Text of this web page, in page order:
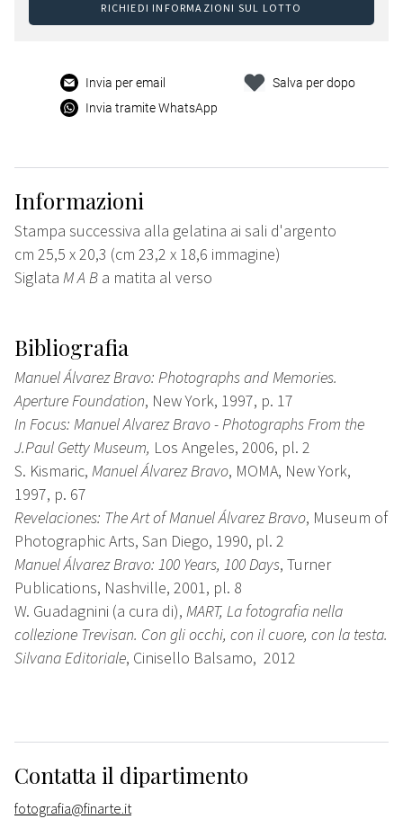
RICHIEDI INFORMAZIONI SUL LOTTO
Invia per email
Invia tramite WhatsApp
Salva per dopo
Informazioni
Stampa successiva alla gelatina ai sali d'argento
cm 25,5 x 20,3 (cm 23,2 x 18,6 immagine)
Siglata M A B a matita al verso
Bibliografia
Manuel Álvarez Bravo: Photographs and Memories.
Aperture Foundation, New York, 1997, p. 17
In Focus: Manuel Alvarez Bravo - Photographs From the
J.Paul Getty Museum, Los Angeles, 2006, pl. 2
S. Kismaric, Manuel Álvarez Bravo, MOMA, New York,
1997, p. 67
Revelaciones: The Art of Manuel Álvarez Bravo, Museum of
Photographic Arts, San Diego, 1990, pl. 2
Manuel Álvarez Bravo: 100 Years, 100 Days, Turner
Publications, Nashville, 2001, pl. 8
W. Guadagnini (a cura di), MART, La fotografia nella
collezione Trevisan. Con gli occhi, con il cuore, con la testa.
Silvana Editoriale, Cinisello Balsamo, 2012
Contatta il dipartimento
fotografia@finarte.it